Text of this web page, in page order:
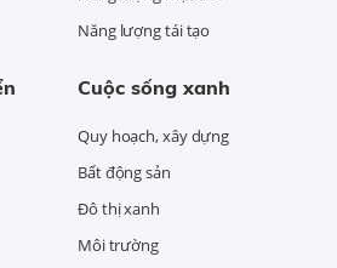
Năng lượng tái tạo
Cuộc sống xanh
Quy hoạch, xây dựng
Bất động sản
Đô thị xanh
Môi trường